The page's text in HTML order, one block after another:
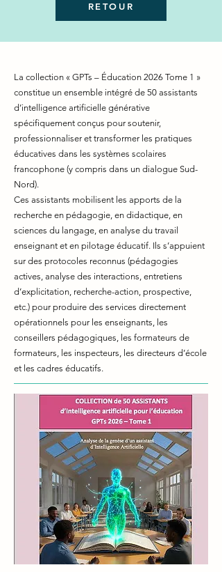
RETOUR
La collection « GPTs – Éducation 2026 Tome 1 »
constitue un ensemble intégré de 50 assistants
d’intelligence artificielle générative
spécifiquement conçus pour soutenir,
professionnaliser et transformer les pratiques
éducatives dans les systèmes scolaires
francophone (y compris dans un dialogue Sud-
Nord).
Ces assistants mobilisent les apports de la
recherche en pédagogie, en didactique, en
sciences du langage, en analyse du travail
enseignant et en pilotage éducatif. Ils s’appuient
sur des protocoles reconnus (pédagogies
actives, analyse des interactions, entretiens
d’explicitation, recherche-action, prospective,
etc.) pour produire des services directement
opérationnels pour les enseignants, les
conseillers pédagogiques, les formateurs de
formateurs, les inspecteurs, les directeurs d’école
et les cadres éducatifs.